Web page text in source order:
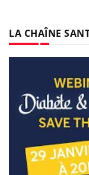
LA CHAÎNE